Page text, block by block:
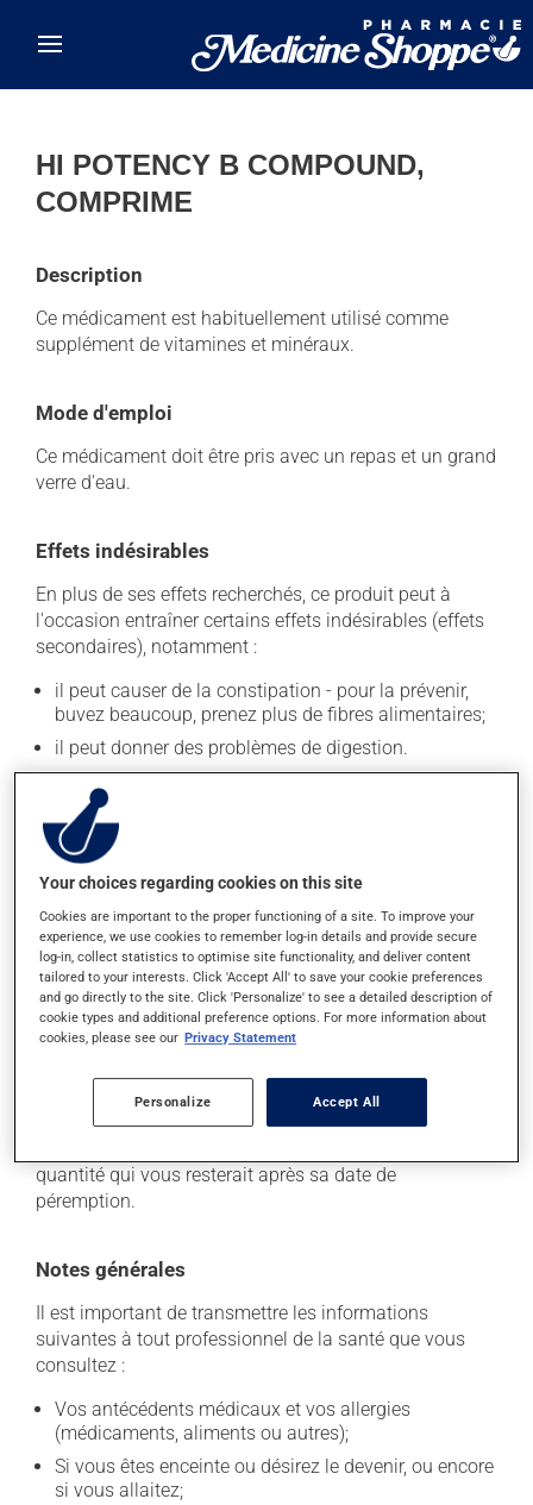
HI POTENCY B COMPOUND,
COMPRIME
Description
Ce médicament est habituellement utilisé comme
supplément de vitamines et minéraux.
Mode d'emploi
Ce médicament doit être pris avec un repas et un grand
verre d'eau.
Effets indésirables
En plus de ses effets recherchés, ce produit peut à
l'occasion entraîner certains effets indésirables (effets
secondaires), notamment :
il peut causer de la constipation - pour la prévenir,
buvez beaucoup, prenez plus de fibres alimentaires;
il peut donner des problèmes de digestion.
Chaque personne peut réagir différemment à un
traitement. Si vous croyez que ce produit est la cause
d'un problème qui vous incommode, qu'il soit
mentionné ici ou non, discutez-en avec votre
professionnel(le) de la santé. Il ou elle peut vous aider
à déterminer si votre traitement en est effectivement la
cause et, au besoin, vous aider à bien gérer la situation.
Conservation
Comme la plupart des médicaments, vous devriez
Conservez-le dans un endroit sécuritaire où il ne sera
pas exposé à la chaleur, à l'humidité ou à la lumière du
quantité qui vous resterait après sa date de
péremption.
Notes générales
Il est important de transmettre les informations
suivantes à tout professionnel de la santé que vous
consultez :
Vos antécédents médicaux et vos allergies
(médicaments, aliments ou autres);
Si vous êtes enceinte ou désirez le devenir, ou encore
si vous allaitez;
Your choices regarding cookies on this site
Cookies are important to the proper functioning of a site. To improve your
experience, we use cookies to remember log-in details and provide secure
log-in, collect statistics to optimise site functionality, and deliver content
tailored to your interests. Click 'Accept All' to save your cookie preferences
and go directly to the site. Click 'Personalize' to see a detailed description of
cookie types and additional preference options. For more information about
cookies, please see our Privacy Statement
Personalize Accept All